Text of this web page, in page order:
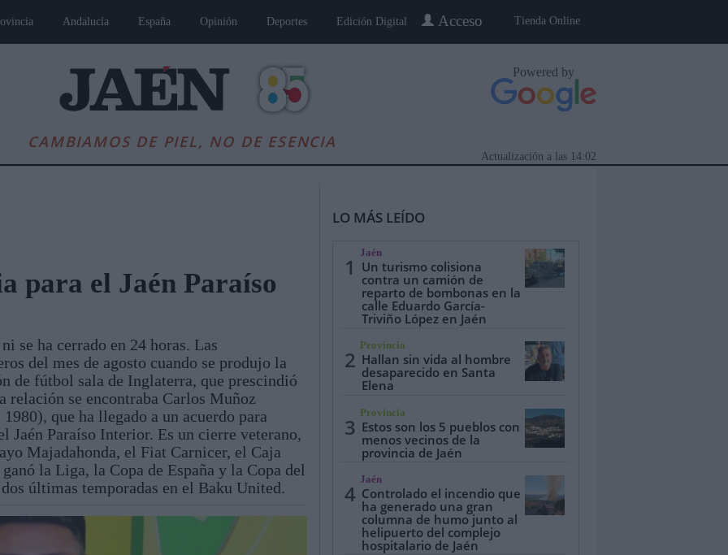
Tienda Online
Acceso
Andalucía España Opinión Deportes Edición Digital
CAMBIAMOS DE PIEL, NO DE ESENCIA
Powered by
14:02
Actualización a las
Jaén, Pueblo a Pueblo Gente
para el Jaén Paraíso
se ha cerrado en 24 horas. Las
del mes de agosto cuando se produjo la
de fútbol sala de Inglaterra, que prescindió
relación se encontraba Carlos Muñoz
que ha llegado a un acuerdo para
Jaén Paraíso Interior. Es un cierre veterano,
Majadahonda, el Fiat Carnicer, el Caja
la Liga, la Copa de España y la Copa del
últimas temporadas en el Baku United.
LO MÁS LEÍDO
1
Jaén
Un turismo colisiona
contra un camión de
reparto de bombonas en la
calle Eduardo García-
Triviño López en Jaén
2
Provincia
Hallan sin vida al hombre
desaparecido en Santa
Elena
3
Provincia
Estos son los 5 pueblos con
menos vecinos de la
provincia de Jaén
4
Jaén
Controlado el incendio que
ha generado una gran
columna de humo junto al
helipuerto del complejo
hospitalario de Jaén